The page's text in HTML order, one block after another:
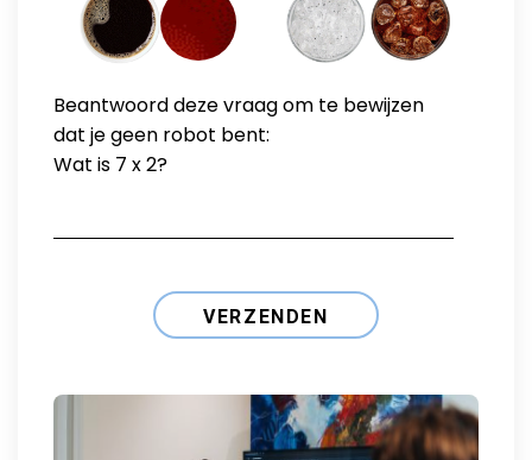
Beantwoord deze vraag om te bewijzen
dat je geen robot bent:
Wat is 7 x 2?